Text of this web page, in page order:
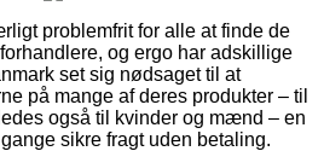
problemfrit for alle at finde de
og ergo har adskillige
set sig nødsaget til at
på mange af deres produkter – til
også til kvinder og mænd – en
sikre fragt uden betaling.